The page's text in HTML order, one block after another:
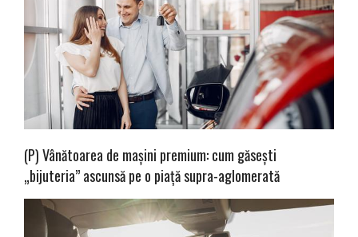
(P) Vânătoarea de mașini premium: cum găsești
„bijuteria” ascunsă pe o piață supra-aglomerată